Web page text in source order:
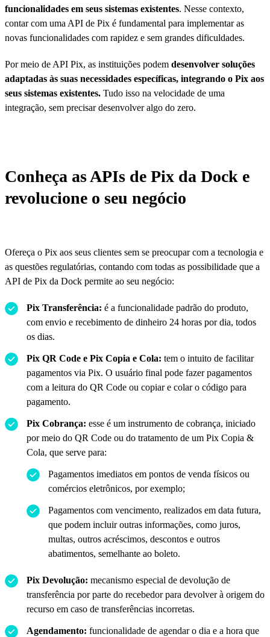
funcionalidades em seus sistemas existentes. Nesse contexto,
contar com uma API de Pix é fundamental para implementar as
novas funcionalidades com rapidez e sem grandes dificuldades.
Por meio de API Pix, as instituições podem desenvolver soluções
adaptadas às suas necessidades específicas, integrando o Pix aos
seus sistemas existentes. Tudo isso na velocidade de uma
integração, sem precisar desenvolver algo do zero.
Conheça as APIs de Pix da Dock e
revolucione o seu negócio
Ofereça o Pix aos seus clientes sem se preocupar com a tecnologia e
as questões regulatórias, contando com todas as possibilidade que a
API de Pix da Dock permite ao seu negócio:
Pix Transferência: é a funcionalidade padrão do produto,
com envio e recebimento de dinheiro 24 horas por dia, todos
os dias.
Pix QR Code e Pix Copia e Cola: tem o intuito de facilitar
pagamentos via Pix. O usuário final pode fazer pagamentos
com a leitura do QR Code ou copiar e colar o código para
pagamento.
Pix Cobrança: esse é um instrumento de cobrança, iniciado
por meio do QR Code ou do tratamento de um Pix Copia &
Cola, que serve para:
Pagamentos imediatos em pontos de venda físicos ou
comércios eletrônicos, por exemplo;
Pagamentos com vencimento, realizados em data futura,
que podem incluir outras informações, como juros,
multas, outros acréscimos, descontos e outros
abatimentos, semelhante ao boleto.
Pix Devolução: mecanismo especial de devolução de
transferência por parte do recebedor para devolver à origem do
recurso em caso de transferências incorretas.
Agendamento: funcionalidade de agendar o dia e a hora que